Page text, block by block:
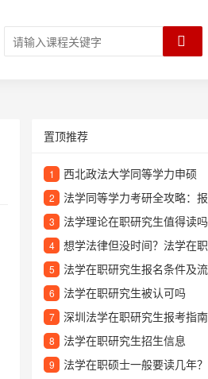
置顶推荐
1 西北政法大学同等学力申硕
2 法学同等学力考研全攻略：报考条件
3 法学理论在职研究生值得读吗？深入
4 想学法律但没时间？法学在职研修班
5 法学在职研究生报名条件及流程详
6 法学在职研究生被认可吗
7 深圳法学在职研究生报考指南：招生条件
8 法学在职研究生招生信息
9 法学在职硕士一般要读几年